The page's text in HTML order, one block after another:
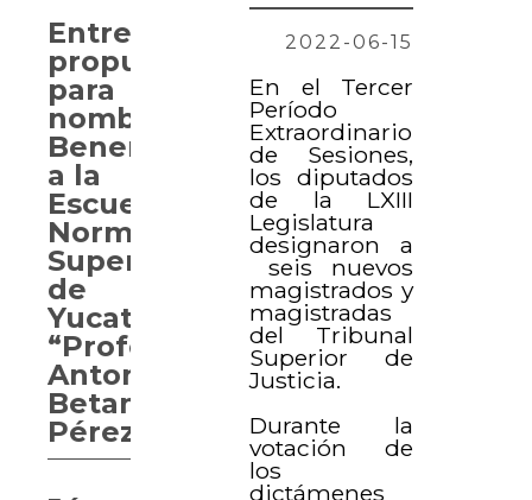
2022-06-15
En el Tercer
Período
Extraordinario
de Sesiones,
los diputados
de la LXIII
Legislatura
designaron a
seis nuevos
magistrados y
magistradas
del Tribunal
Superior de
Justicia.
Durante la
votación de
los
dictámenes
Entregan
propuesta
para
nombrar
Benemérita
a la
Escuela
Normal
Superior
de
Yucatán
“Profesor
Antonio
Betancourt
Pérez”